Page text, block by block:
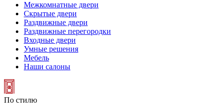
Межкомнатные двери
Скрытые двери
Раздвижные двери
Раздвижные перегородки
Входные двери
Умные решения
Мебель
Наши салоны
По стилю